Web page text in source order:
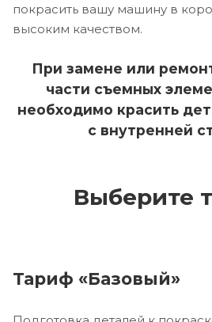
покрасить вашу машину в
высоким качеством.
При замене или
части съемных
необходимо красить
с внутренней
Выберите
Тариф «Базовый»